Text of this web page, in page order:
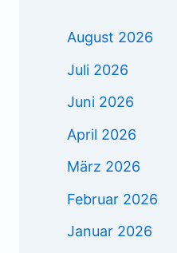
August 2026
Juli 2026
Juni 2026
April 2026
März 2026
Februar 2026
Januar 2026